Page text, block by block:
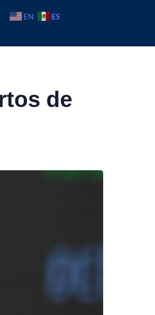
EN ES
de